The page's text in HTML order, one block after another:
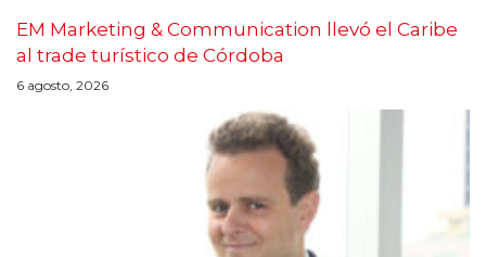
EM Marketing & Communication llevó el Caribe
al trade turístico de Córdoba
6 agosto, 2026